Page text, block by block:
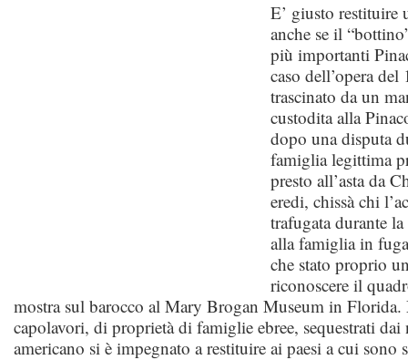
E’ giusto restituire
anche se il
più importanti
caso dell’opera
trascinato da un
custodita alla
dopo una disputa
famiglia legittima
presto all’asta da
eredi, chissà chi
trafugata durante
alla famiglia in
che stato proprio
riconoscere il
mostra sul barocco al Mary Brogan Museum in
capolavori, di proprietà di famiglie ebree, sequestrati
americano si è impegnato a restituire ai paesi a cui sono